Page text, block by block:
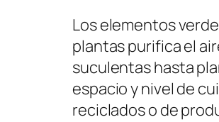
Los elementos
plantas purifica el
suculentas hasta
espacio y nivel de
reciclados o de